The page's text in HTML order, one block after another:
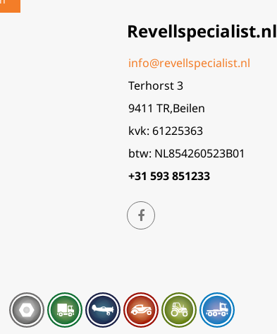
Revellspecialist.nl
info@revellspecialist.nl
Terhorst 3
9411 TR,Beilen
kvk: 61225363
btw: NL854260523B01
+31 593 851233